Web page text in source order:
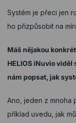
Systém je přeci jen
ho přizpůsobit na
Máš nějakou
HELIOS iNuvio
nám popsat, jak
Ano, jeden z mnoha
příklad uvedu, jak